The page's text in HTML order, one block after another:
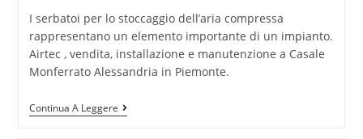
I serbatoi per lo stoccaggio dell’aria compressa
rappresentano un elemento importante di un impianto.
Airtec , vendita, installazione e manutenzione a Casale
Monferrato Alessandria in Piemonte.
Continua A Leggere